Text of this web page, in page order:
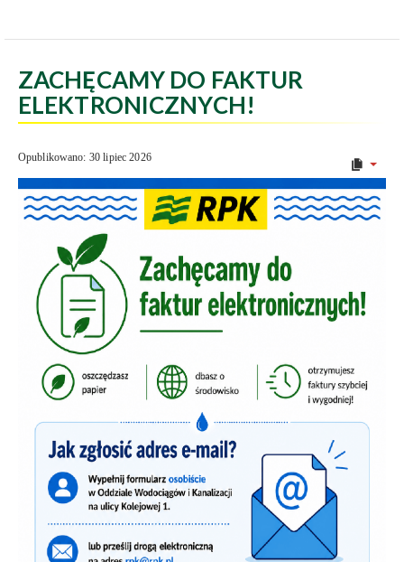
ZACHĘCAMY DO FAKTUR
ELEKTRONICZNYCH!
Opublikowano: 30 lipiec 2026